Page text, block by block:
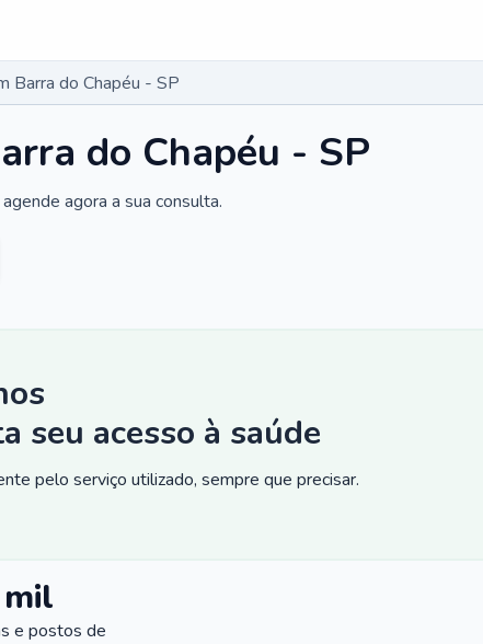
Barra do Chapéu - SP
do Chapéu - SP
agora a sua consulta.
seu acesso à saúde
pelo serviço utilizado, sempre que precisar.
e postos de